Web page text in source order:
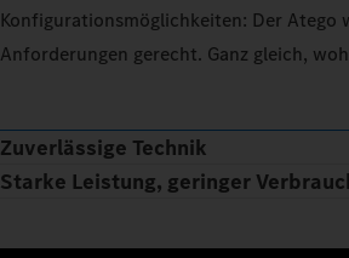
Konfigurationsmöglichkeiten: Der Atego
Anforderungen gerecht. Ganz gleich,
Zuverlässige Technik
Starke Leistung, geringer